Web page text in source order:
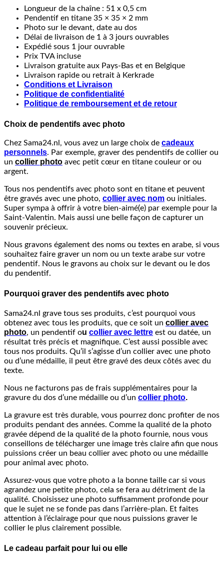
Longueur de la chaîne : 51 x 0,5 cm
Pendentif en titane 35 × 35 × 2 mm
Photo sur le devant, date au dos
Délai de livraison de 1 à 3 jours ouvrables
Expédié sous 1 jour ouvrable
Prix TVA incluse
Livraison gratuite aux Pays-Bas et en Belgique
Livraison rapide ou retrait à Kerkrade
Conditions et Livraison
Politique de confidentialité
Politique de remboursement et de retour
Choix de pendentifs avec photo
Chez Sama24.nl, vous avez un large choix de cadeaux
personnels. Par exemple, graver des pendentifs de collier ou
un collier photo avec petit cœur en titane couleur or ou
argent.
Tous nos pendentifs avec photo sont en titane et peuvent
être gravés avec une photo, collier avec nom ou initiales.
Super sympa à offrir à votre bien-aimé(e) par exemple pour la
Saint-Valentin. Mais aussi une belle façon de capturer un
souvenir précieux.
Nous gravons également des noms ou textes en arabe, si vous
souhaitez faire graver un nom ou un texte arabe sur votre
pendentif. Nous le gravons au choix sur le devant ou le dos
du pendentif.
Pourquoi graver des pendentifs avec photo
Sama24.nl grave tous ses produits, c’est pourquoi vous
obtenez avec tous les produits, que ce soit un collier avec
photo, un pendentif ou collier avec lettre est ou datée, un
résultat très précis et magnifique. C’est aussi possible avec
tous nos produits. Qu’il s’agisse d’un collier avec une photo
ou d’une médaille, il peut être gravé des deux côtés avec du
texte.
Nous ne facturons pas de frais supplémentaires pour la
gravure du dos d’une médaille ou d’un collier photo.
La gravure est très durable, vous pourrez donc profiter de nos
produits pendant des années. Comme la qualité de la photo
gravée dépend de la qualité de la photo fournie, nous vous
conseillons de télécharger une image très claire afin que nous
puissions créer un beau collier avec photo ou une médaille
pour animal avec photo.
Assurez-vous que votre photo a la bonne taille car si vous
agrandez une petite photo, cela se fera au détriment de la
qualité. Choisissez une photo suffisamment profonde pour
que le sujet ne se fonde pas dans l’arrière-plan. Et faites
attention à l’éclairage pour que nous puissions graver le
collier le plus clairement possible.
Le cadeau parfait pour lui ou elle